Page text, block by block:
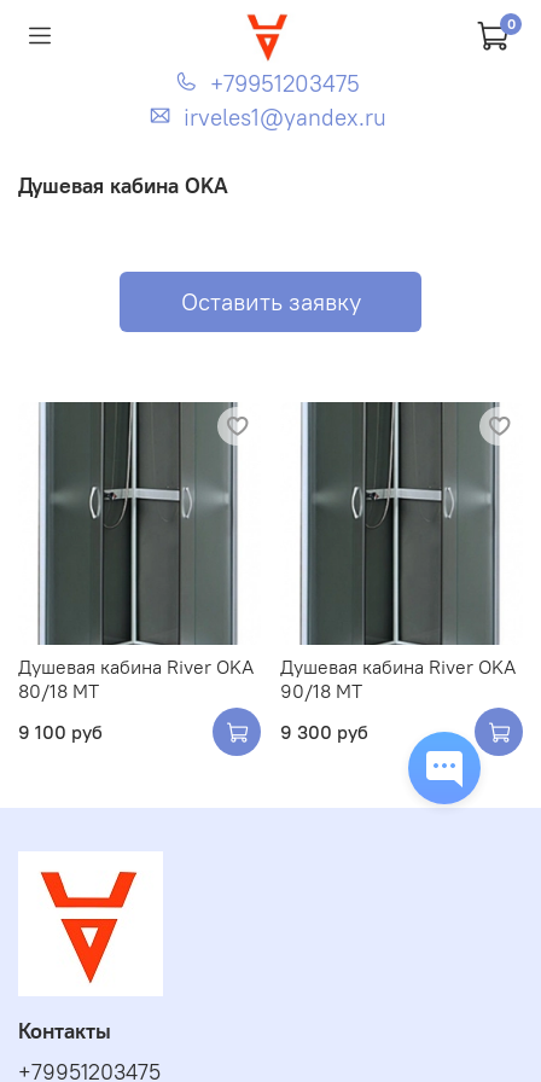
0
+79951203475
irveles1@yandex.ru
Душевая кабина OKA
Оставить заявку
Душевая кабина River OKA
80/18 МТ
9 100 руб
Душевая кабина River OKA
90/18 МТ
9 300 руб
Контакты
+79951203475